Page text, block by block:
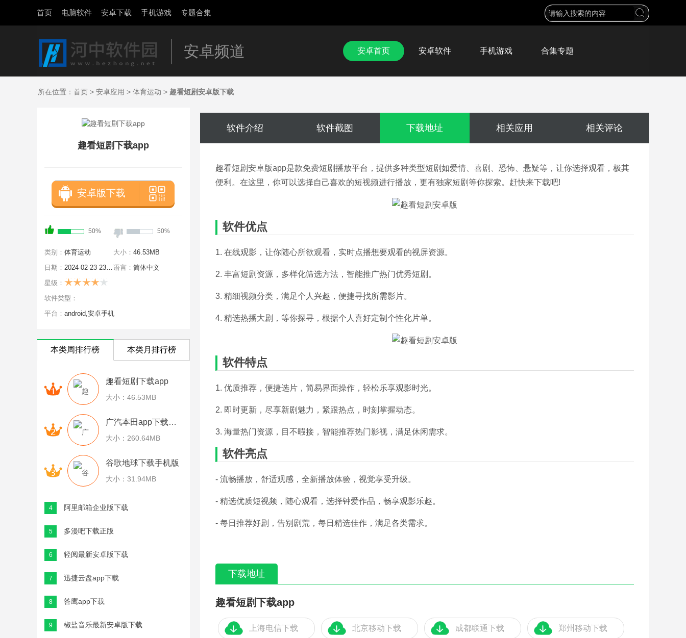
首页 电脑软件 安卓下载 手机游戏 专题合集
安卓频道 安卓首页 安卓软件 手机游戏 合集专题
所在位置： 首页 > 安卓应用 > 体育运动 > 趣看短剧安卓版下载
趣看短剧下载app
安卓版下载
50% 50%
类别： 体育运动 大小： 46.53MB
日期： 2024-02-23 23:46:39 语言： 简体中文
星级：
软件类型：
平台： android,安卓手机
本类周排行榜 本类月排行榜
趣看短剧下载app
大小：46.53MB
广汽本田app下载安装
大小：260.64MB
谷歌地球下载手机版
大小：31.94MB
4 阿里邮箱企业版下载
5 多漫吧下载正版
6 轻阅最新安卓版下载
7 迅捷云盘app下载
8 答鹰app下载
9 椒盐音乐最新安卓版下载
软件介绍 软件截图 下载地址 相关应用 相关评论
趣看短剧安卓版app是款免费短剧播放平台，提供多种类型短剧如爱情、喜剧、恐怖、悬疑等，让你选择观看，极其
便利。在这里，你可以选择自己喜欢的短视频进行播放，更有独家短剧等你探索。赶快来下载吧!
软件优点
1. 在线观影，让你随心所欲观看，实时点播想要观看的视屏资源。
2. 丰富短剧资源，多样化筛选方法，智能推广热门优秀短剧。
3. 精细视频分类，满足个人兴趣，便捷寻找所需影片。
4. 精选热播大剧，等你探寻，根据个人喜好定制个性化片单。
软件特点
1. 优质推荐，便捷选片，简易界面操作，轻松乐享观影时光。
2. 即时更新，尽享新剧魅力，紧跟热点，时刻掌握动态。
3. 海量热门资源，目不暇接，智能推荐热门影视，满足休闲需求。
软件亮点
- 流畅播放，舒适观感，全新播放体验，视觉享受升级。
- 精选优质短视频，随心观看，选择钟爱作品，畅享观影乐趣。
- 每日推荐好剧，告别剧荒，每日精选佳作，满足各类需求。
下载地址
趣看短剧下载app
上海电信下载 北京移动下载 成都联通下载 郑州移动下载